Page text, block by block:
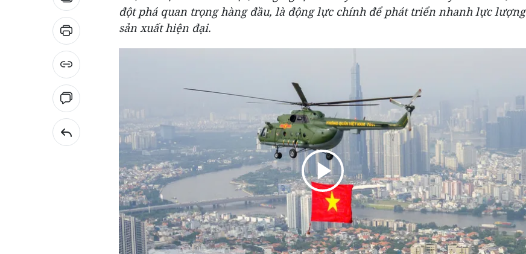
đột phá quan trọng hàng đầu, là động lực chính để phát triển nhanh lực lượng
sản xuất hiện đại.